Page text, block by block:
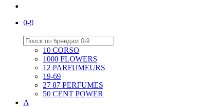
0-9
10 CORSO
1000 FLOWERS
12 PARFUMEURS
19-69
27 87 PERFUMES
50 CENT POWER
A